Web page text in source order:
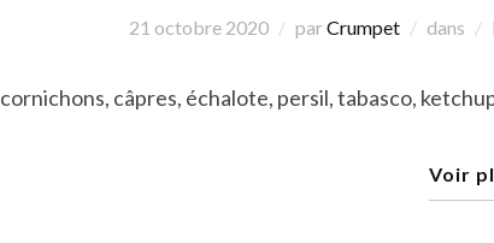
21 octobre 2020 parCrumpet dans
cornichons, câpres, échalote, persil, tabasco,
Voir